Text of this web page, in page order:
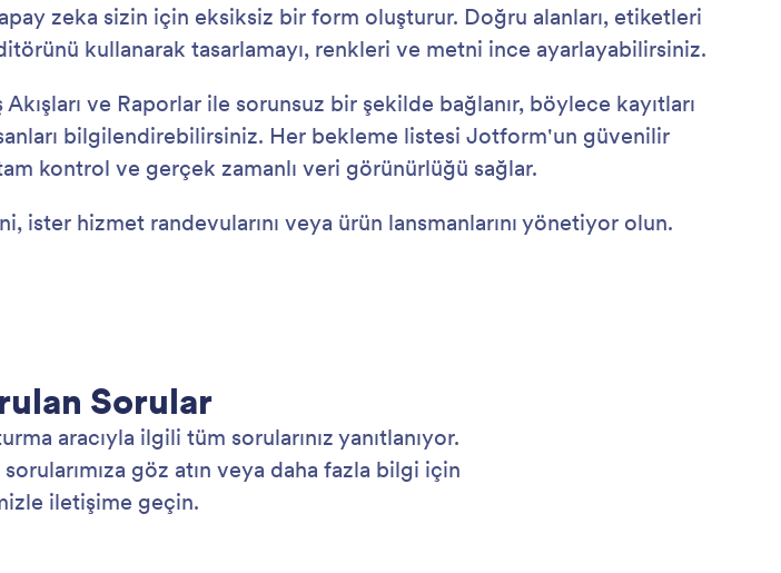
zeka sizin için eksiksiz bir form oluşturur. Doğru alanları, etiketleri
kullanarak tasarlamayı, renkleri ve metni ince ayarlayabilirsiniz.
ve Raporlar ile sorunsuz bir şekilde bağlanır, böylece kayıtları
bilgilendirebilirsiniz. Her bekleme listesi Jotform'un güvenilir
kontrol ve gerçek zamanlı veri görünürlüğü sağlar.
hizmet randevularını veya ürün lansmanlarını yönetiyor olun.
Sorular
aracıyla ilgili tüm sorularınız yanıtlanıyor.
sorularımıza göz atın veya daha fazla bilgi için
iletişime geçin.